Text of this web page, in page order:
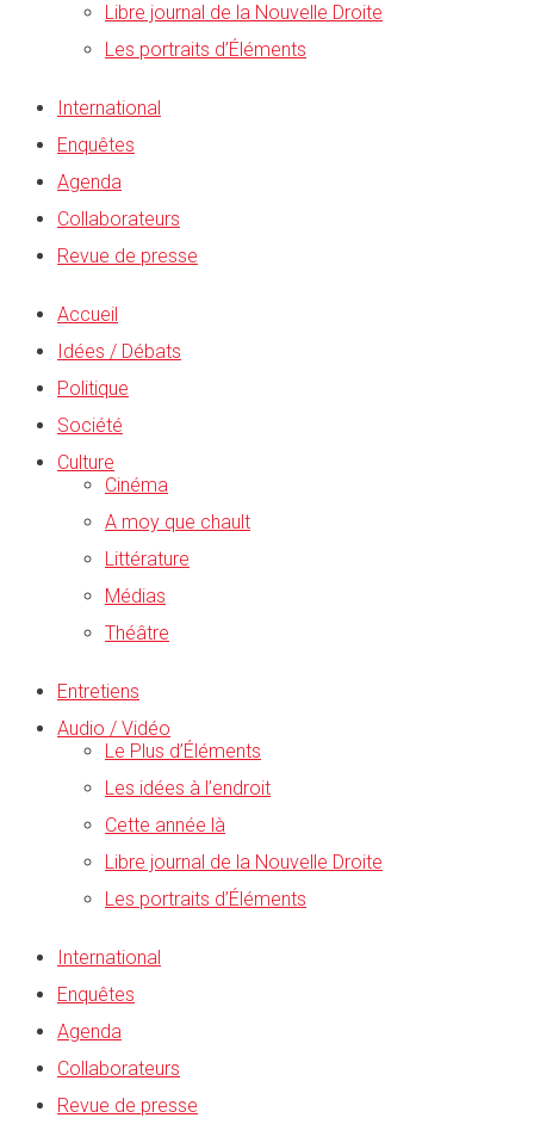
Libre journal de la Nouvelle Droite
Les portraits d’Éléments
International
Enquêtes
Agenda
Collaborateurs
Revue de presse
Accueil
Idées / Débats
Politique
Société
Culture
Cinéma
A moy que chault
Littérature
Médias
Théâtre
Entretiens
Audio / Vidéo
Le Plus d’Éléments
Les idées à l’endroit
Cette année là
Libre journal de la Nouvelle Droite
Les portraits d’Éléments
International
Enquêtes
Agenda
Collaborateurs
Revue de presse